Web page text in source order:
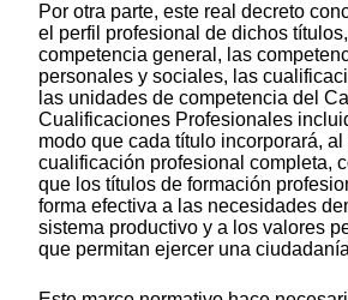
Por otra parte, este real decreto
el perfil profesional de dichos
competencia general, las
personales y sociales, las
las unidades de competencia del
Cualificaciones Profesionales
modo que cada título incorporará, al
cualificación profesional completa,
que los títulos de formación
forma efectiva a las necesidades
sistema productivo y a los valores
que permitan ejercer una